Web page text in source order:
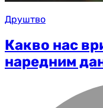
Друштво
Какво нас
наредним